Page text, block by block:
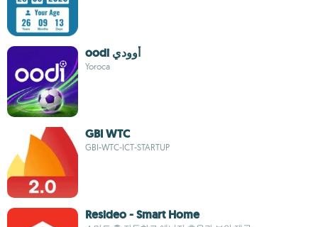
oodi أوودي
Yoroca
GBI WTC
GBI-WTC-ICT-STARTUP
Resideo - Smart Home